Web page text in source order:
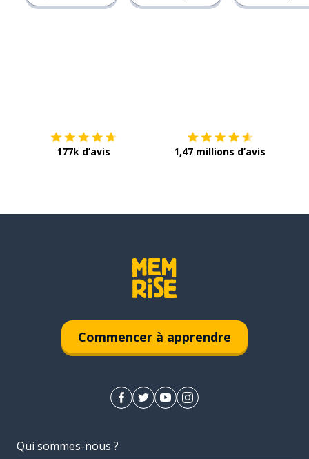
177k d’avis 1,47 millions d’avis
Commencer à apprendre
Qui sommes-nous ?